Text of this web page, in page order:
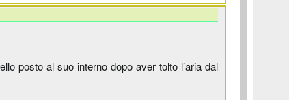
posto al suo interno dopo aver tolto l’aria dal